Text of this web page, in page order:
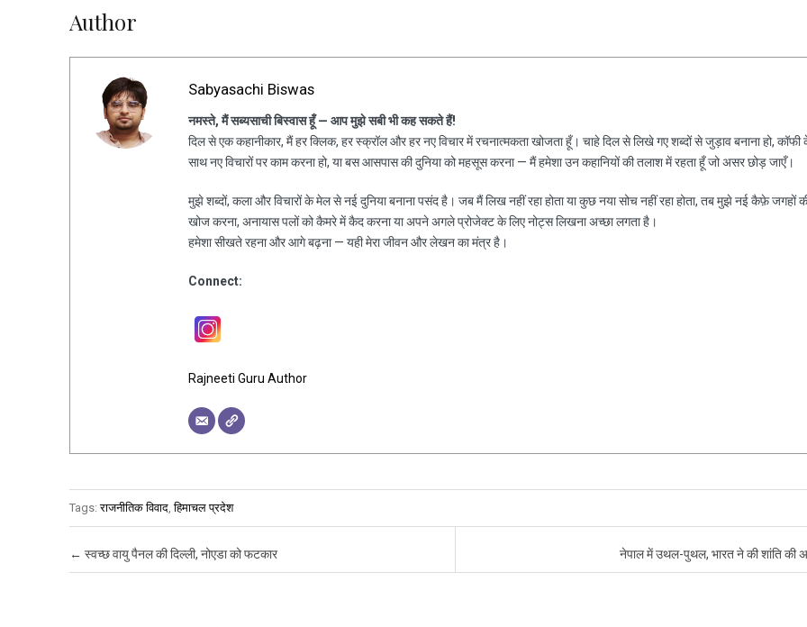
Author
Sabyasachi Biswas
नमस्ते, मैं सब्यसाची बिस्वास हूँ — आप मुझे सबी भी कह सकते हैं!
दिल से एक कहानीकार, मैं हर क्लिक, हर स्क्रॉल और हर नए विचार में रचनात्मकता खोजता हूँ। चाहे दिल से लिखे गए शब्दों से जुड़ाव बनाना हो, कॉफी
साथ नए विचारों पर काम करना हो, या बस आसपास की दुनिया को महसूस करना — मैं हमेशा उन कहानियों की तलाश में रहता हूँ जो असर छोड़ जाएँ।
मुझे शब्दों, कला और विचारों के मेल से नई दुनिया बनाना पसंद है। जब मैं लिख नहीं रहा होता या कुछ नया सोच नहीं रहा होता, तब मुझे नई कैफ़े जगहों
खोज करना, अनायास पलों को कैमरे में कैद करना या अपने अगले प्रोजेक्ट के लिए नोट्स लिखना अच्छा लगता है।
हमेशा सीखते रहना और आगे बढ़ना — यही मेरा जीवन और लेखन का मंत्र है।
Connect:
Rajneeti Guru Author
Tags:राजनीतिक विवाद ,हिमाचल प्रदेश
Post navigation
← स्वच्छ वायु पैनल की दिल्ली, नोएडा को फटकार नेपाल में उथल-पुथल, भारत ने की शांति की